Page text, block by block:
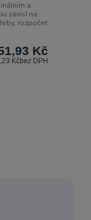
a
závisí na
rozpočet
Kč
Kčbez DPH